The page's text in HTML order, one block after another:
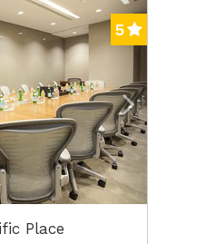
Next2
5
Place